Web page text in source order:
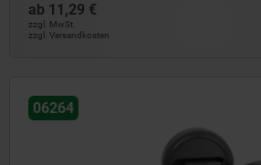
ab 11,29 €
zzgl. MwSt.
zzgl. Versandkosten
06264